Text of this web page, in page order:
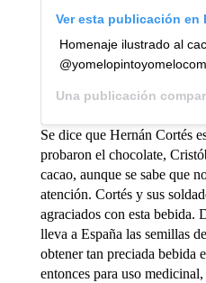
Ver esta publicación en
Homenaje ilustrado al
Una publicación
Se dice que Hernán Cortés
probaron el chocolate,
cacao, aunque se sabe que
atención. Cortés y sus
agraciados con esta bebida.
lleva a España las semillas
obtener tan preciada bebida
entonces para uso